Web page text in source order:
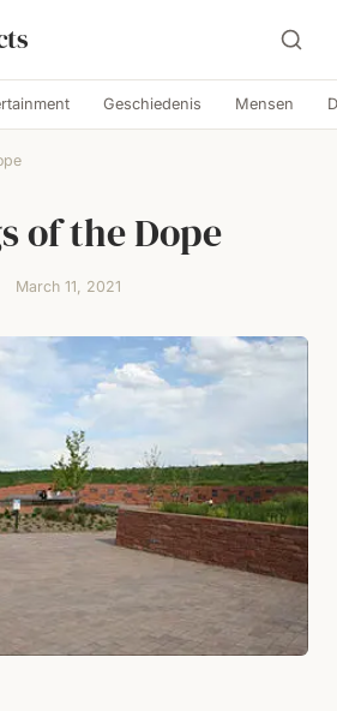
Geschiedenis Mensen
of the Dope
March 11, 2021